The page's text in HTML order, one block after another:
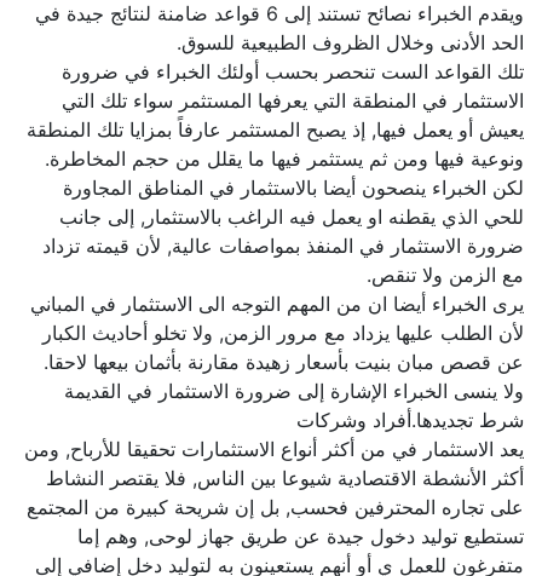
ويقدم الخبراء نصائح تستند إلى 6 قواعد ضامنة لنتائج جيدة في
الحد الأدنى وخلال الظروف الطبيعية للسوق.
تلك القواعد الست تنحصر بحسب أولئك الخبراء في ضرورة
الاستثمار في المنطقة التي يعرفها المستثمر سواء تلك التي
يعيش أو يعمل فيها, إذ يصبح المستثمر عارفاً بمزايا تلك المنطقة
ونوعية فيها ومن ثم يستثمر فيها ما يقلل من حجم المخاطرة.
لكن الخبراء ينصحون أيضا بالاستثمار في المناطق المجاورة
للحي الذي يقطنه او يعمل فيه الراغب بالاستثمار, إلى جانب
ضرورة الاستثمار في المنفذ بمواصفات عالية, لأن قيمته تزداد
مع الزمن ولا تنقص.
يرى الخبراء أيضا ان من المهم التوجه الى الاستثمار في المباني
لأن الطلب عليها يزداد مع مرور الزمن, ولا تخلو أحاديث الكبار
عن قصص مبان بنيت بأسعار زهيدة مقارنة بأثمان بيعها لاحقا.
ولا ينسى الخبراء الإشارة إلى ضرورة الاستثمار في القديمة
شرط تجديدها.أفراد وشركات
يعد الاستثمار في من أكثر أنواع الاستثمارات تحقيقا للأرباح, ومن
أكثر الأنشطة الاقتصادية شيوعا بين الناس, فلا يقتصر النشاط
على تجاره المحترفين فحسب, بل إن شريحة كبيرة من المجتمع
تستطيع توليد دخول جيدة عن طريق جهاز لوحى, وهم إما
متفرغون للعمل ي أو أنهم يستعينون به لتوليد دخل إضافي إلى